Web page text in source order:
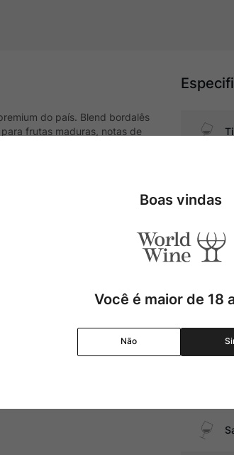
do país. Blend bordalês
frutas maduras, notas de
cordeiro, pratos com
Boas vindas
Você é maior de 18
Não